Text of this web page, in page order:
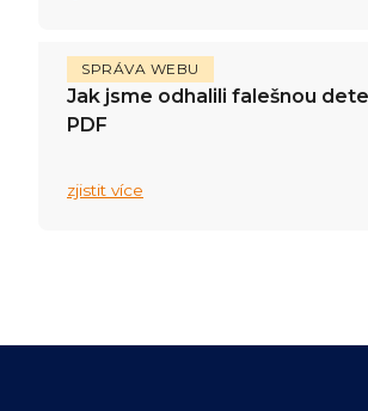
SPRÁVA WEBU
Jak jsme odhalili falešnou
PDF
zjistit více